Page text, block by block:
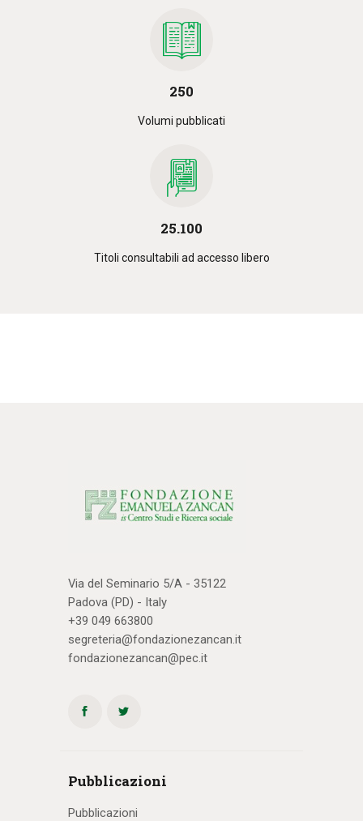
250
Volumi pubblicati
25.100
Titoli consultabili ad accesso libero
Via del Seminario 5/A - 35122
Padova (PD) - Italy
+39 049 663800
segreteria@fondazionezancan.it
fondazionezancan@pec.it
Pubblicazioni
Pubblicazioni